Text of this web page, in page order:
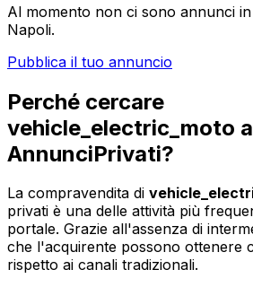
Al momento non ci sono annunci
Napoli.
Pubblica il tuo annuncio
Perché cercare
vehicle_electric_moto a
AnnunciPrivati?
La compravendita di
privati è una delle attività più
portale. Grazie all'assenza di
che l'acquirente possono ottenere
rispetto ai canali tradizionali.